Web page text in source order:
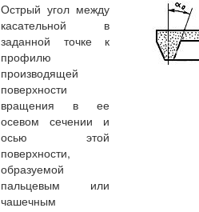
Острый угол между
касательной в
заданной точке к
профилю
производящей
поверхности
вращения в ее
осевом сечении и
осью этой
поверхности,
образуемой
пальцевым или
чашечным